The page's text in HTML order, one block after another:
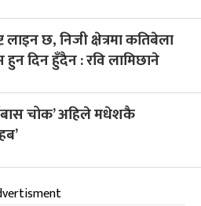
लाइन छ, निजी क्षेत्रमा कतिबेला
हुन दिन हुँदैन : रवि लामिछाने
चोक’ अहिले मधेशकै